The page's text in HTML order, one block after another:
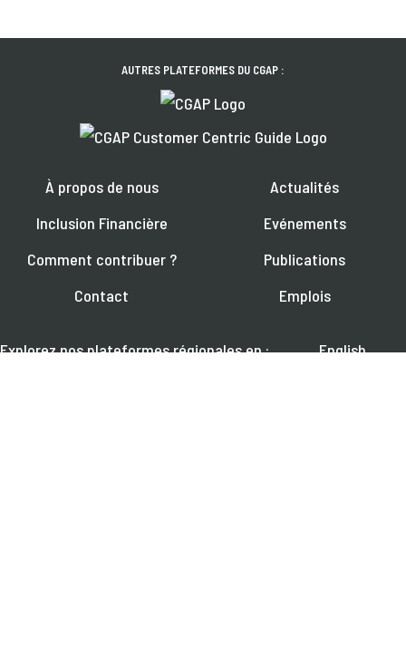
AUTRES PLATEFORMES DU CGAP :
À propos de nous
Inclusion Financière
Comment contribuer ?
Contact
Actualités
Evénements
Publications
Emplois
Explorez nos plateformes régionales en :
English